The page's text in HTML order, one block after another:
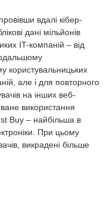
вдалі кібер-
дані мільйонів
IT-компаній – від
користувальницьких
але і для повторного
на інших веб-
використання
Buy – найбільша в
При цьому
викрадені більше